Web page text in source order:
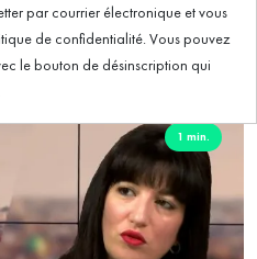
1 min.
par courrier électronique et vous
de confidentialité. Vous pouvez
le bouton de désinscription qui